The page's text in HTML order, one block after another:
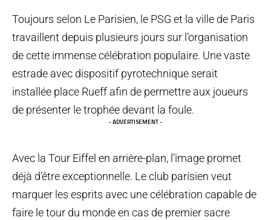
Toujours selon Le Parisien, le PSG et la ville de Paris
travaillent depuis plusieurs jours sur l’organisation
de cette immense célébration populaire. Une vaste
estrade avec dispositif pyrotechnique serait
installée place Rueff afin de permettre aux joueurs
de présenter le trophée devant la foule.
- ADVERTISEMENT -
Avec la Tour Eiffel en arrière-plan, l’image promet
déjà d’être exceptionnelle. Le club parisien veut
marquer les esprits avec une célébration capable de
faire le tour du monde en cas de premier sacre